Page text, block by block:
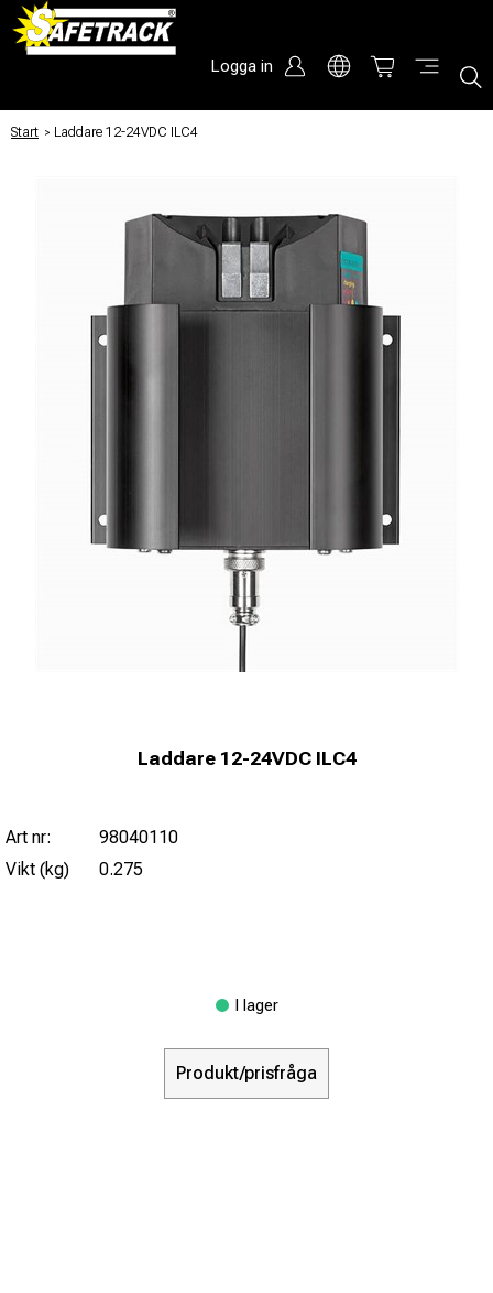
Logga in
Start / Laddare 12-24VDC ILC4
Laddare 12-24VDC ILC4
Art nr:
98040110
Vikt (kg)
0.275
I lager
Produkt/prisfråga